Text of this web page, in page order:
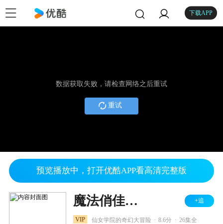
下载APP
数据获取失败，请检查网络之后重试
重试
预览播放中，打开优酷APP看高清完整版
魔法俏佳人 第一季 +追
VIP 仙女学院的奇幻大冒险 8.6分 26集全